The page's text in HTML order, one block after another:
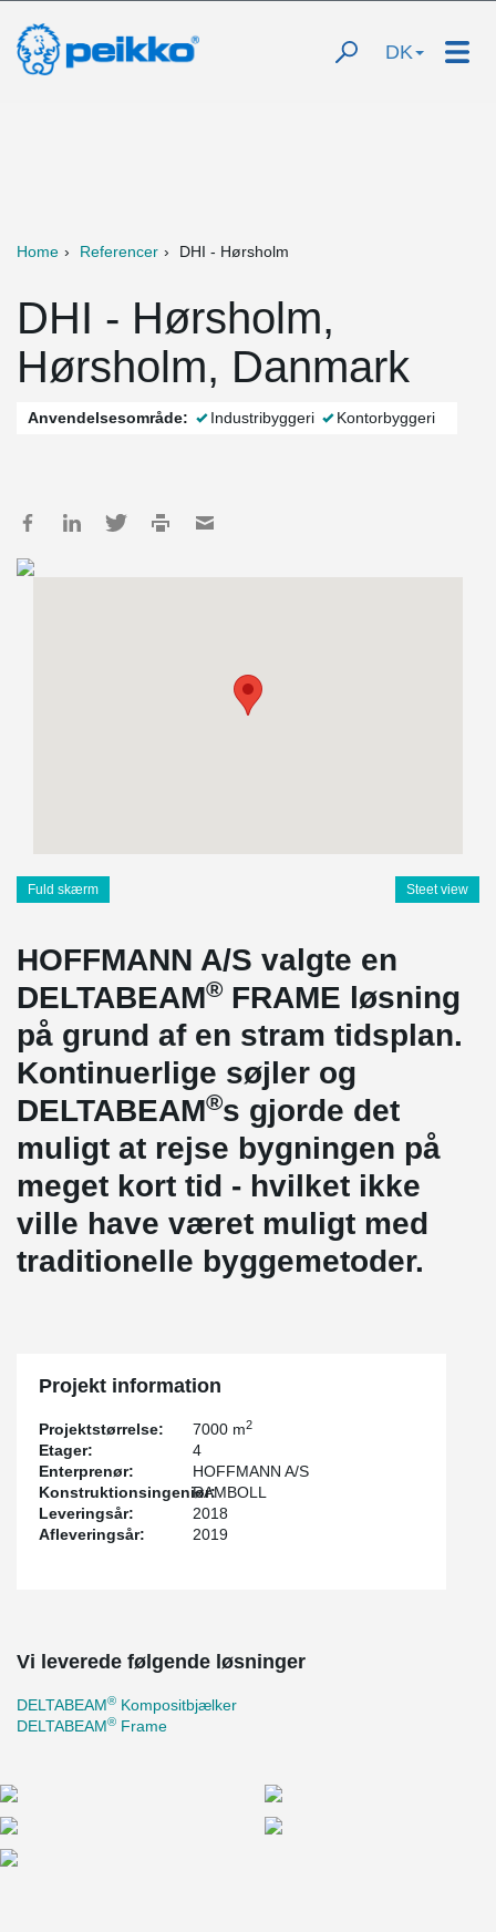
DK
Home Referencer DHI - Hørsholm
DHI - Hørsholm,
Hørsholm, Danmark
Anvendelsesområde: Industribyggeri Kontorbyggeri
Fuld skærm Steet view
HOFFMANN A/S valgte en
DELTABEAM® FRAME løsning
på grund af en stram tidsplan.
Kontinuerlige søjler og
DELTABEAM®s gjorde det
muligt at rejse bygningen på
meget kort tid - hvilket ikke
ville have været muligt med
traditionelle byggemetoder.
Projekt information
Projektstørrelse: 7000 m2
Etager:
4
Enterprenør:
HOFFMANN A/S
Konstruktionsingeniør:RAMBOLL
Leveringsår:
2018
Afleveringsår:
2019
Vi leverede følgende løsninger
DELTABEAM® Kompositbjælker
DELTABEAM® Frame